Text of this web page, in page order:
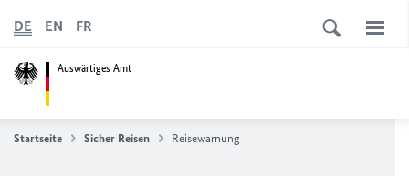
Auswärtiges Amt
DE EN FR
Startseite Sicher Reisen Reisewarnung